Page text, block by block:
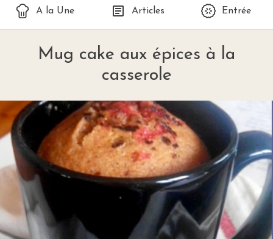
A la Une Articles Entrée
Mug cake aux épices à la
casserole